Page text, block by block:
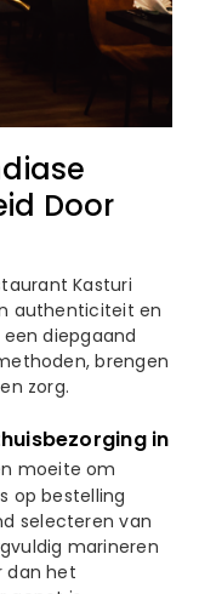
Door
Kasturi
authenticiteit en
diepgaand
brengen
zorg.
in
moeite om
op bestelling
selecteren van
marineren
dan het